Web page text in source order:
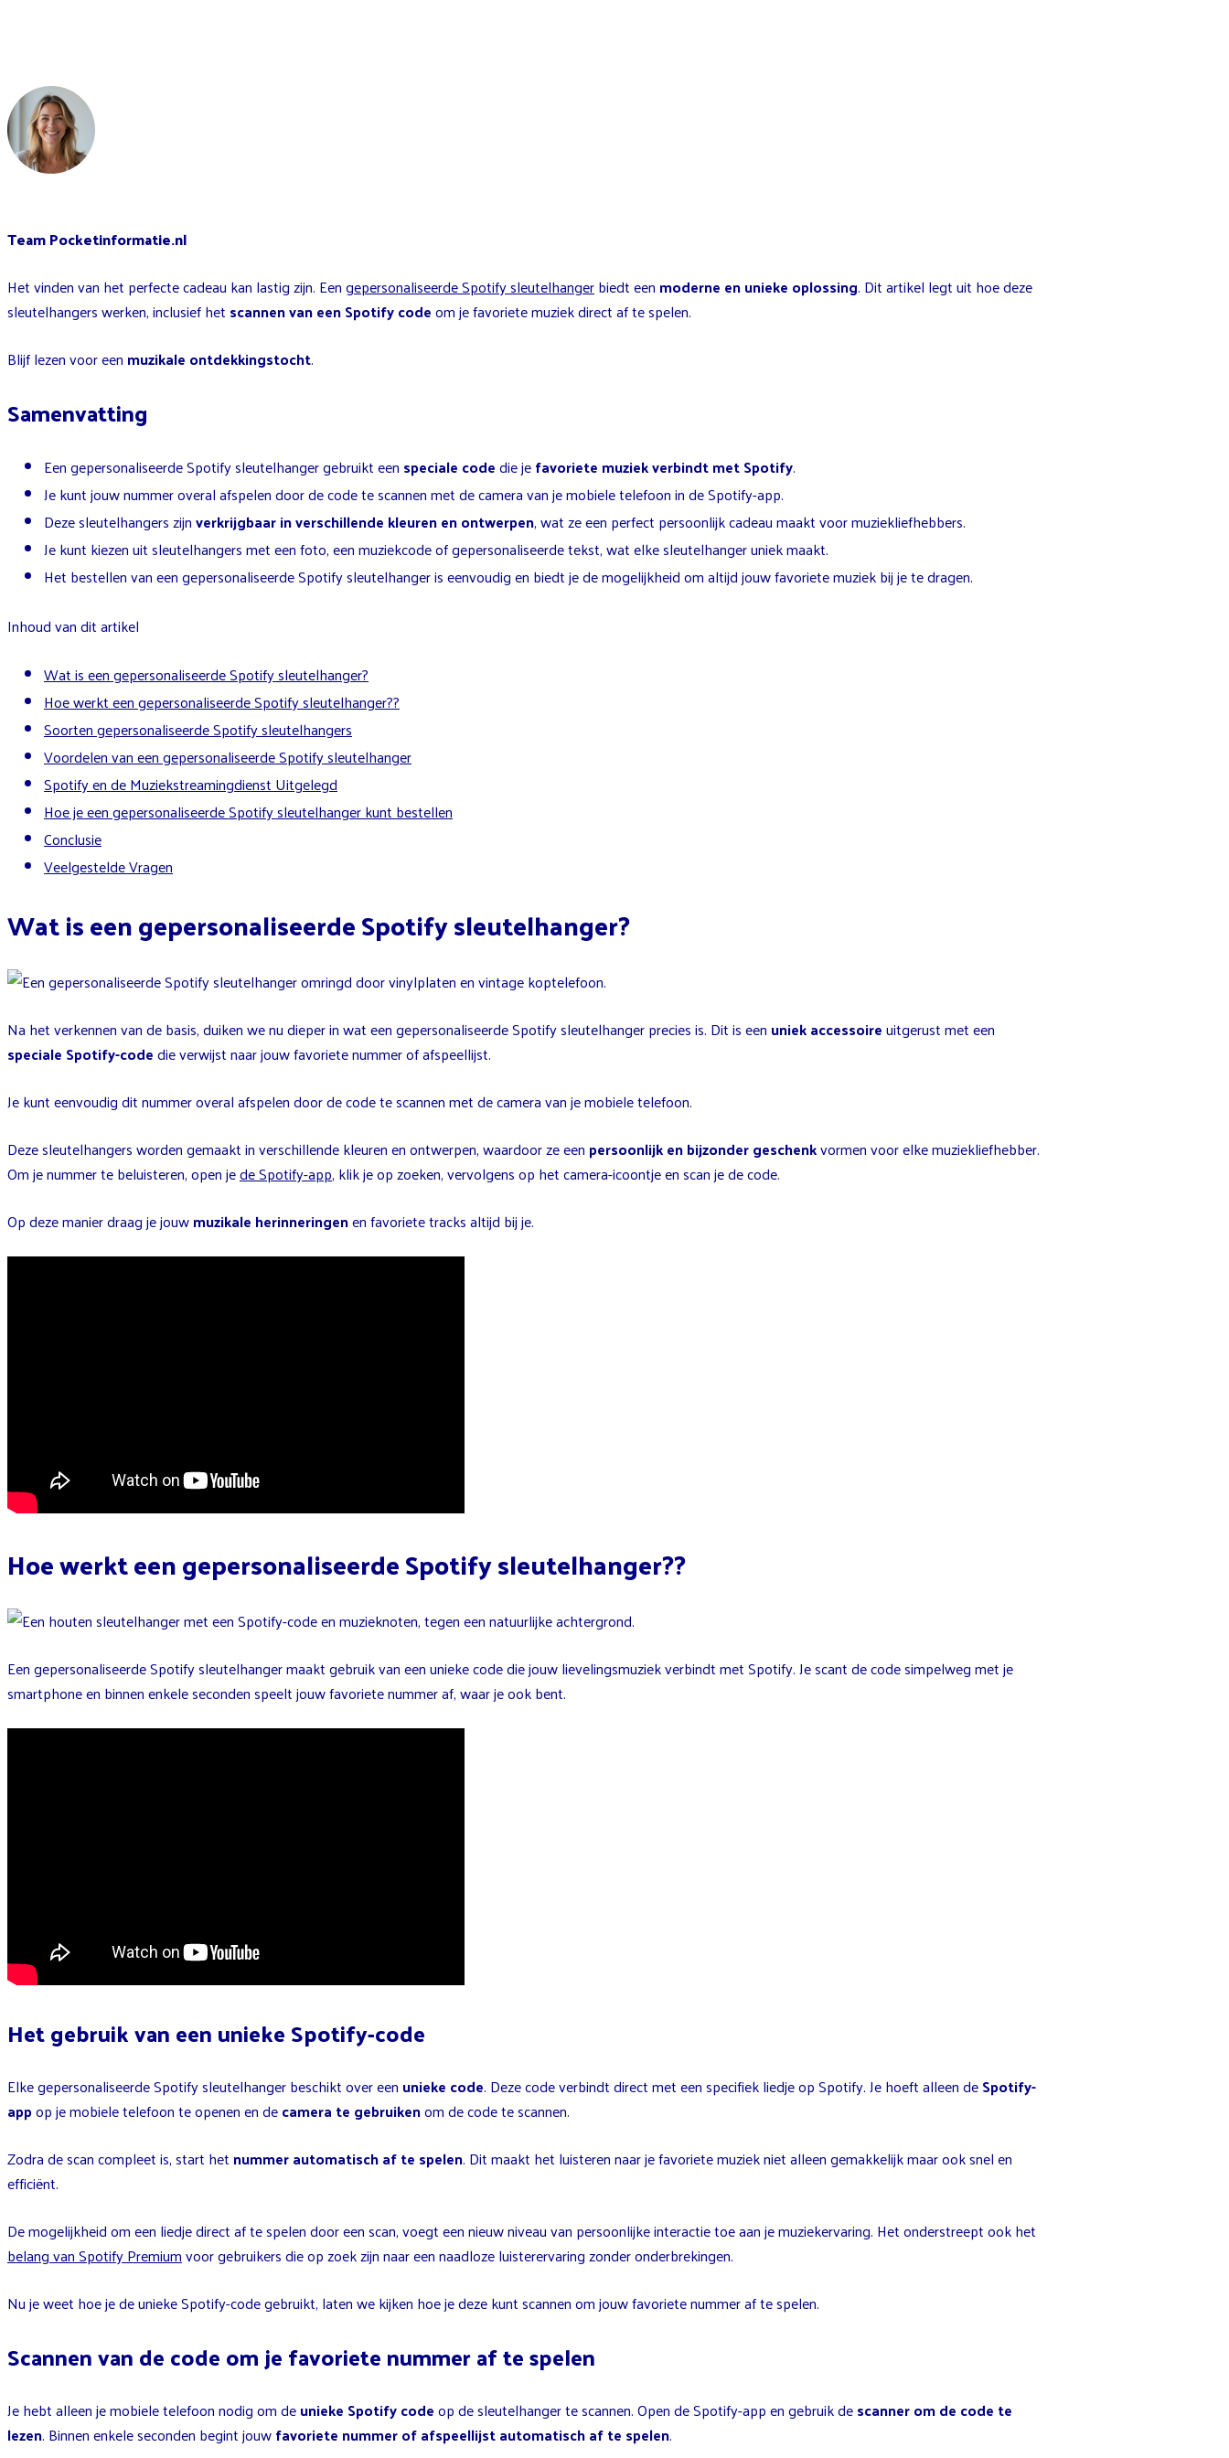
Team Pocketinformatie.nl
Het vinden van het perfecte cadeau kan lastig zijn. Eengepersonaliseerde Spotify sleutelhangerbiedt een moderne en unieke oplossing. Dit artikel legt uit hoe deze
sleutelhangers werken, inclusief het scannen van een Spotify codeom je favoriete muziek direct af te spelen.
Blijf lezen voor een muzikale ontdekkingstocht.
Samenvatting
Een gepersonaliseerde Spotify sleutelhanger gebruikt een speciale codedie jefavoriete muziek verbindt met Spotify.
Je kunt jouw nummer overal afspelen door de code te scannen met de camera van je mobiele telefoon in de Spotify-app.
Deze sleutelhangers zijnverkrijgbaar in verschillende kleuren en ontwerpen, wat ze een perfect persoonlijk cadeau maakt voor muziekliefhebbers.
Je kunt kiezen uit sleutelhangers met een foto, een muziekcode of gepersonaliseerde tekst, wat elke sleutelhanger uniek maakt.
Het bestellen van een gepersonaliseerde Spotify sleutelhanger is eenvoudig en biedt je de mogelijkheid om altijd jouw favoriete muziek bij je te dragen.
Inhoud van dit artikel
Wat is een gepersonaliseerde Spotify sleutelhanger?
Hoe werkt een gepersonaliseerde Spotify sleutelhanger??
Soorten gepersonaliseerde Spotify sleutelhangers
Voordelen van een gepersonaliseerde Spotify sleutelhanger
Spotify en de Muziekstreamingdienst Uitgelegd
Hoe je een gepersonaliseerde Spotify sleutelhanger kunt bestellen
Conclusie
Veelgestelde Vragen
Wat is een gepersonaliseerde Spotify sleutelhanger?
Na het verkennen van de basis, duiken we nu dieper in wat een gepersonaliseerde Spotify sleutelhanger precies is. Dit is een uniek accessoireuitgerust met een
speciale Spotify-codedie verwijst naar jouw favoriete nummer of afspeellijst.
Je kunt eenvoudig dit nummer overal afspelen door de code te scannen met de camera van je mobiele telefoon.
Deze sleutelhangers worden gemaakt in verschillende kleuren en ontwerpen, waardoor ze een persoonlijk en bijzonder geschenkvormen voor elke muziekliefhebber.
Om je nummer te beluisteren, open jede Spotify-app, klik je op zoeken, vervolgens op het camera-icoontje en scan je de code.
Op deze manier draag je jouwmuzikale herinneringenen favoriete tracks altijd bij je.
Hoe werkt een gepersonaliseerde Spotify sleutelhanger??
Een gepersonaliseerde Spotify sleutelhanger maakt gebruik van een unieke code die jouw lievelingsmuziek verbindt met Spotify. Je scant de code simpelweg met je
smartphone en binnen enkele seconden speelt jouw favoriete nummer af, waar je ook bent.
Het gebruik van een unieke Spotify-code
Elke gepersonaliseerde Spotify sleutelhanger beschikt over een unieke code. Deze code verbindt direct met een specifiek liedje op Spotify. Je hoeft alleen deSpotify-
appop je mobiele telefoon te openen en decamera te gebruikenom de code te scannen.
Zodra de scan compleet is, start het nummer automatisch af te spelen. Dit maakt het luisteren naar je favoriete muziek niet alleen gemakkelijk maar ook snel en
efficiënt.
De mogelijkheid om een liedje direct af te spelen door een scan, voegt een nieuw niveau van persoonlijke interactie toe aan je muziekervaring. Het onderstreept ook het
belang van Spotify Premiumvoor gebruikers die op zoek zijn naar een naadloze luisterervaring zonder onderbrekingen.
Nu je weet hoe je de unieke Spotify-code gebruikt, laten we kijken hoe je deze kunt scannen om jouw favoriete nummer af te spelen.
Scannen van de code om je favoriete nummer af te spelen
Je hebt alleen je mobiele telefoon nodig om deunieke Spotify codeop de sleutelhanger te scannen. Open de Spotify-app en gebruik descanner om de code te
lezen. Binnen enkele seconden begint jouwfavoriete nummer of afspeellijst automatisch af te spelen.